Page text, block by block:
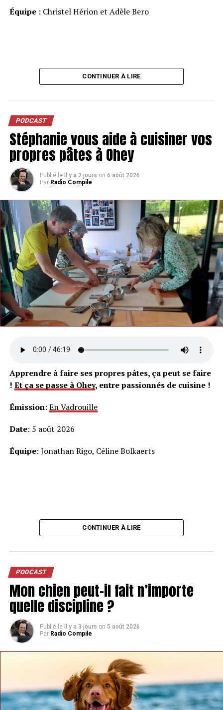
Équipe: Christel Hérion et Adèle Bero
CONTINUER À LIRE
PODCAST
Stéphanie vous aide à cuisiner vos
propres pâtes à Ohey
Publié le Il y a 2 jours on 6 août 2026
Par Radio Compile
Apprendre à faire ses propres pâtes, ça peut se faire
! Et ça se passe à Ohey, entre passionnés de cuisine !
Émission: En Vadrouille
Date: 5 août 2026
Équipe: Jonathan Rigo, Céline Bolkaerts
CONTINUER À LIRE
PODCAST
Mon chien peut-il fait n’importe
quelle discipline ?
Publié le Il y a 3 jours on 5 août 2026
Par Radio Compile